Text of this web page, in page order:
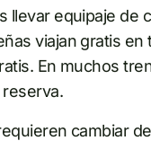
llevar equipaje de
viajan gratis
En muchos
cambiar